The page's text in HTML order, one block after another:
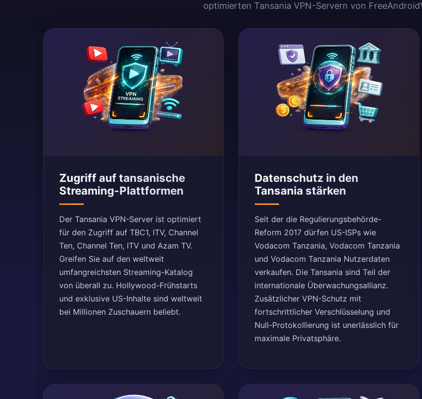
optimierten Tansania VPN-Servern von
Zugriff auf tansanische
Streaming-Plattformen
Der Tansania VPN-Server ist optimiert
für den Zugriff auf TBC1, ITV, Channel
Ten, Channel Ten, ITV und Azam TV.
Greifen Sie auf den weltweit
umfangreichsten Streaming-Katalog
von überall zu. Hollywood-Frühstarts
und exklusive US-Inhalte sind weltweit
bei Millionen Zuschauern beliebt.
Datenschutz in den
Tansania stärken
Seit der die Regulierungsbehörde-
Reform 2017 dürfen US-ISPs wie
Vodacom Tanzania, Vodacom Tanzania
und Vodacom Tanzania Nutzerdaten
verkaufen. Die Tansania sind Teil der
internationale Überwachungsallianz.
Zusätzlicher VPN-Schutz mit
fortschrittlicher Verschlüsselung und
Null-Protokollierung ist unerlässlich für
maximale Privatsphäre.